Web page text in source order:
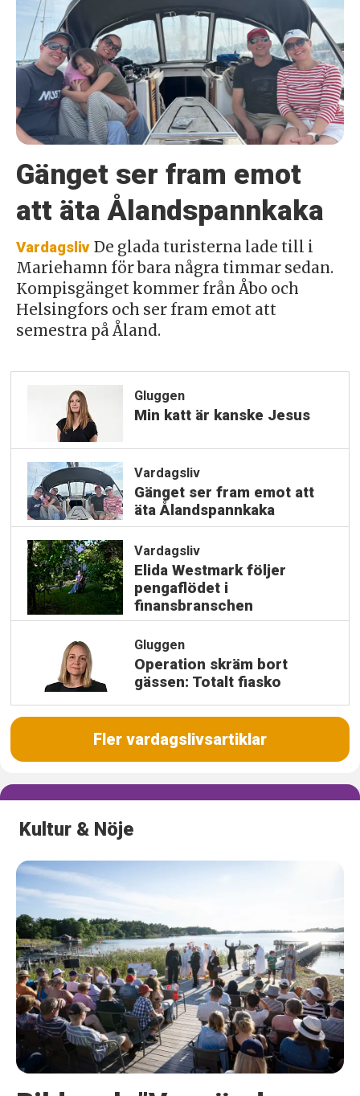
Gänget ser fram emot
att äta Ålandspannkaka
Vardagsliv De glada turisterna lade till i
Mariehamn för bara några timmar sedan.
Kompisgänget kommer från Åbo och
Helsingfors och ser fram emot att
semestra på Åland.
Gluggen
Min katt är kanske Jesus
Vardagsliv
Gänget ser fram emot att
äta Ålandspannkaka
Vardagsliv
Elida Westmark följer
pengaflödet i
finansbranschen
Gluggen
Operation skräm bort
gässen: Totalt fiasko
Fler vardagslivsartiklar
Kultur & Nöje